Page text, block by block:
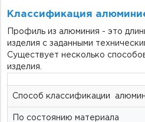
Классификация
Профиль из алюминия - это
изделия с заданными
Существует несколько
изделия.
Способ классификации
По состоянию материала